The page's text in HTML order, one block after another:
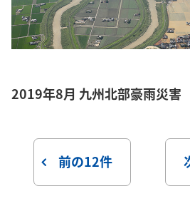
2019年8月 九州北部豪雨災害
前の12件